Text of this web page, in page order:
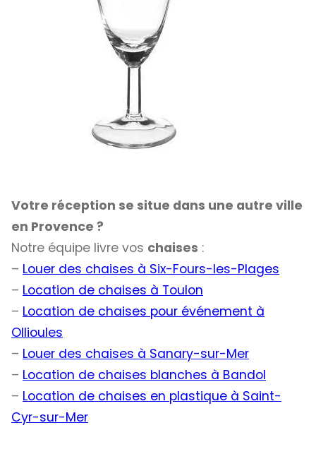
Votre réception se situe dans une autre ville
en Provence ?
Notre équipe livre vos chaises :
– Louer des chaises à Six-Fours-les-Plages
– Location de chaises à Toulon
– Location de chaises pour événement à
Ollioules
– Louer des chaises à Sanary-sur-Mer
– Location de chaises blanches à Bandol
– Location de chaises en plastique à Saint-
Cyr-sur-Mer